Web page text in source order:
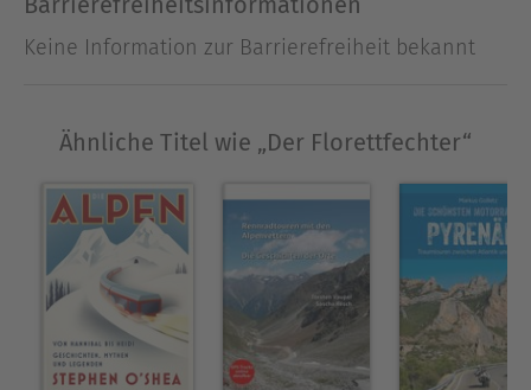
Keine Information zur Barrierefreiheit bekannt
Ähnliche Titel wie „Der Florettfechter“